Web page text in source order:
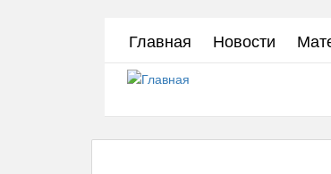
Главная Новости